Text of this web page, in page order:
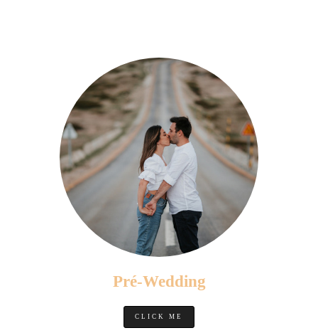
Pré-Wedding
CLICK ME